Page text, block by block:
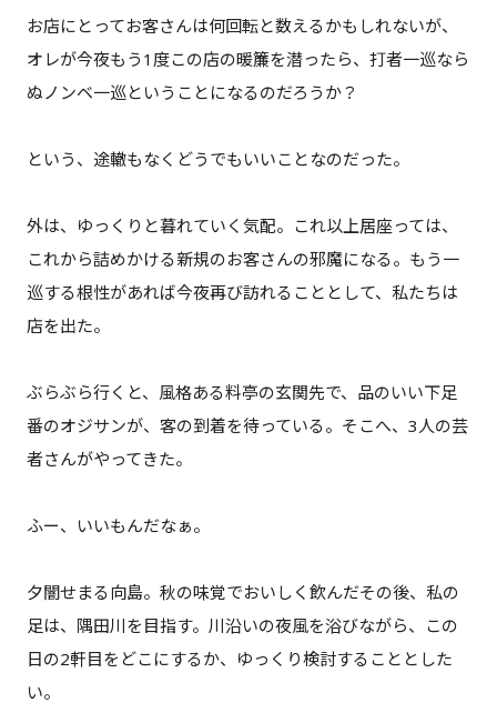
お店にとってお客さんは何回転と数えるかもしれないが、
オレが今夜もう1度この店の暖簾を潜ったら、打者一巡なら
ぬノンベ一巡ということになるのだろうか？
という、途轍もなくどうでもいいことなのだった。
外は、ゆっくりと暮れていく気配。これ以上居座っては、
これから詰めかける新規のお客さんの邪魔になる。もう一
巡する根性があれば今夜再び訪れることとして、私たちは
店を出た。
ぶらぶら行くと、風格ある料亭の玄関先で、品のいい下足
番のオジサンが、客の到着を待っている。そこへ、3人の芸
者さんがやってきた。
ふー、いいもんだなぁ。
夕闇せまる向島。秋の味覚でおいしく飲んだその後、私の
足は、隅田川を目指す。川沿いの夜風を浴びながら、この
日の2軒目をどこにするか、ゆっくり検討することとした
い。